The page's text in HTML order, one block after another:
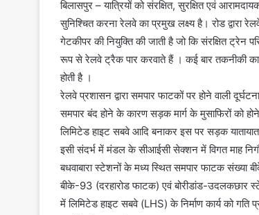
बिलासपुर – यात्रियों को संरक्षित, सुरक्षित एवं
सुनिश्चित करना रेलवे का प्रमुख लक्ष्य है। रोड
गेटकीपर की नियुक्ति की जाती है जो कि संरक्षित ट्रेन
रूप से रेलवे ट्रैक पार करवाते हैं । कई बार तकनीकी
होती है ।
रेलवे प्रशासन द्वारा समपार फाटकों पर होने वाली
समपार बंद होने के कारण सड़क मार्ग के मुसाफिरों को
लिमिटेड हाइट सबवे आदि बनाकर इस पर सड़क यातायात
इसी संदर्भ में मंडल के सीआईसी सेक्शन में विगत माह
बधवाबारा स्टेशनों के मध्य स्थित समपार फाटक संख्या
बीके-93 (दरहारोड फाटक) एवं बोरीडांड-उदलकछार
में लिमिटेड हाइट सबवे (LHS) के निर्माण कार्य को